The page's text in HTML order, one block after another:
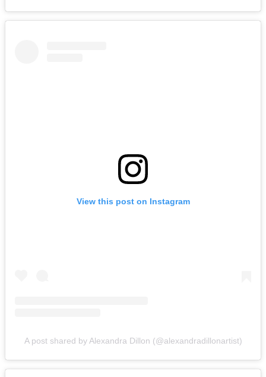
View this post on Instagram
A post shared by Alexandra Dillon (@alexandradillonartist)